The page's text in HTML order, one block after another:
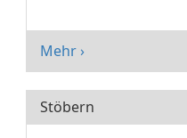
Mehr ›
Stöbern